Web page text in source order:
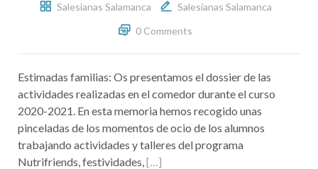
Salesianas Salamanca
Salesianas Salamanca
0 Comments
Estimadas familias: Os presentamos el dossier de las
actividades realizadas en el comedor durante el curso
2020-2021. En esta memoria hemos recogido unas
pinceladas de los momentos de ocio de los alumnos
trabajando actividades y talleres del programa
Nutrifriends, festividades,[…]